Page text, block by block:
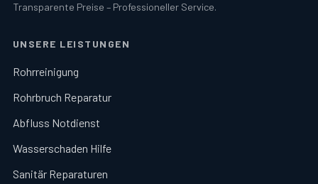
Transparente Preise – Professioneller Service.
UNSERE LEISTUNGEN
Rohrreinigung
Rohrbruch Reparatur
Abfluss Notdienst
Wasserschaden Hilfe
Sanitär Reparaturen